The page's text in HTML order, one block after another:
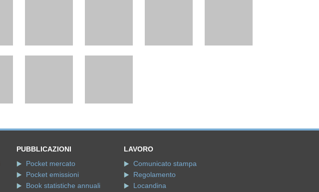
PUBBLICAZIONI
Pocket mercato
Pocket emissioni
Book statistiche annuali
LAVORO
Comunicato stampa
Regolamento
Locandina